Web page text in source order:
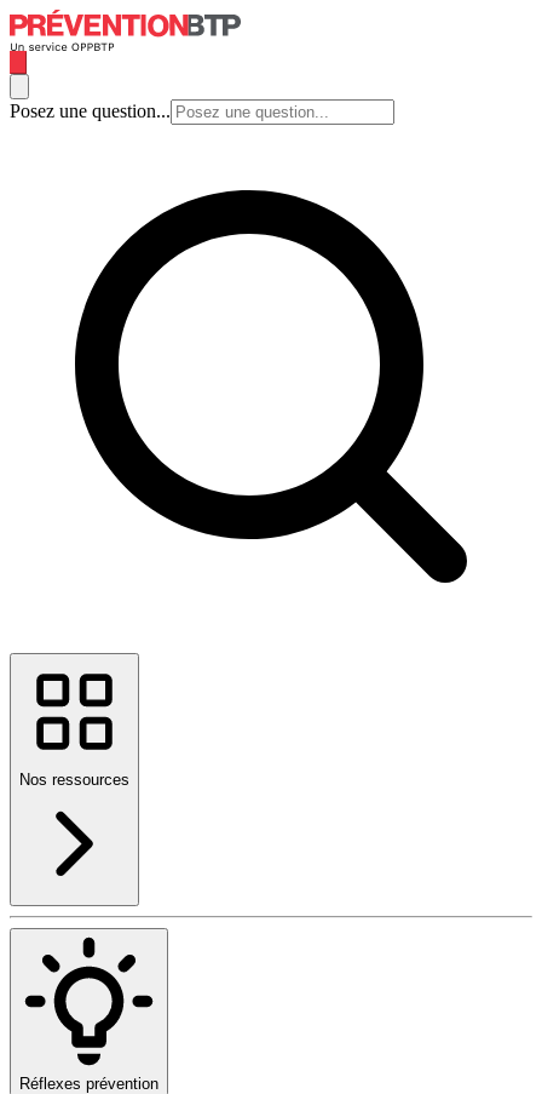
Posez une question...
Nos ressources
Réflexes prévention